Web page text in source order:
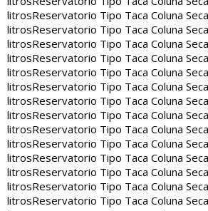
litrosReservatorio Tipo Taca Coluna
litrosReservatorio Tipo Taca Coluna
litrosReservatorio Tipo Taca Coluna
litrosReservatorio Tipo Taca Coluna
litrosReservatorio Tipo Taca Coluna
litrosReservatorio Tipo Taca Coluna
litrosReservatorio Tipo Taca Coluna
litrosReservatorio Tipo Taca Coluna
litrosReservatorio Tipo Taca Coluna
litrosReservatorio Tipo Taca Coluna
litrosReservatorio Tipo Taca Coluna
litrosReservatorio Tipo Taca Coluna
litrosReservatorio Tipo Taca Coluna
litrosReservatorio Tipo Taca Coluna